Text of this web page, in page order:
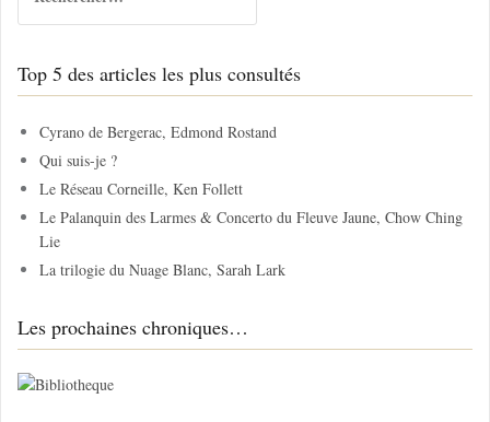
c
e
r
c
r
Top 5 des articles les plus consultés
Cyrano de Bergerac, Edmond Rostand
Qui suis-je ?
Le Réseau Corneille, Ken Follett
Le Palanquin des Larmes & Concerto du Fleuve Jaune, Chow Ching
Lie
La trilogie du Nuage Blanc, Sarah Lark
Les prochaines chroniques…